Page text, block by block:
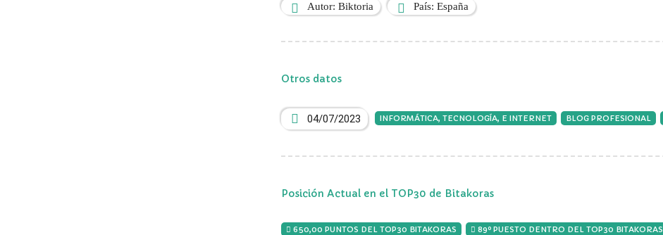
Autor: Biktoria País: España
Otros datos
04/07/2023 INFORMÁTICA, TECNOLOGÍA, E INTERNET BLOG PROFESIONAL
Posición Actual en el TOP30 de Bitakoras
650,00 PUNTOS DEL TOP30 BITAKORAS 89º PUESTO DENTRO DEL TOP30 BITAKORAS